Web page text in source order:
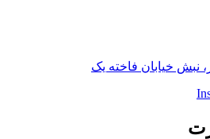
نبش خیابان فاخته یک